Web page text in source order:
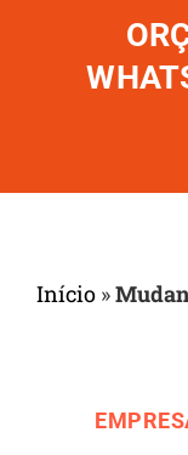
Início »